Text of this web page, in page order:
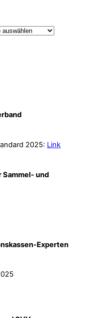
2025: Link
und
Experten